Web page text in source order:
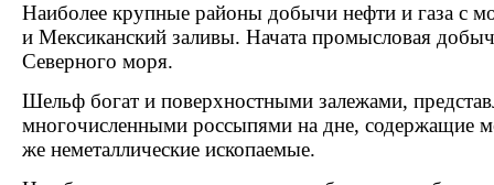
Наиболее крупные районы добычи нефти и газа с
и Мексиканский заливы. Начата промысловая
Северного моря.
Шельф богат и поверхностными залежами,
многочисленными россыпями на дне, содержащие
же неметаллические ископаемые.